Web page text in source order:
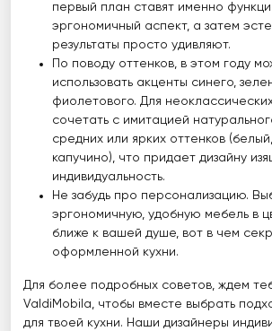
первый план ставят именно
эргономичный аспект, а затем
результаты просто удивляют.
По поводу оттенков, в этом году
использовать акценты синего,
фиолетового. Для
сочетать с имитацией
средних или ярких оттенков
капучино), что придает дизайну
индивидуальность.
Не забудь про персонализацию.
эргономичную, удобную мебель в
ближе к вашей душе, вот в чем
оформленной кухни.
Для более подробных советов, ждем
ValdiMobila, чтобы вместе выбрать
для твоей кухни. Наши дизайнеры